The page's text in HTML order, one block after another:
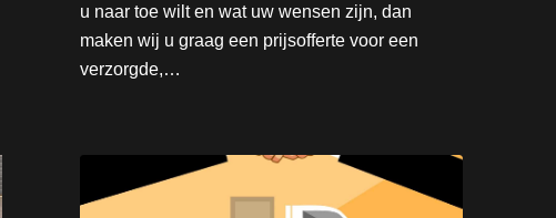
u naar toe wilt en wat uw wensen zijn, dan
maken wij u graag een prijsofferte voor een
verzorgde,…